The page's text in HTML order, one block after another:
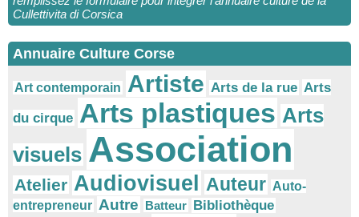
Cullettivita di Corsica
Annuaire Culture Corse
Art contemporain Artiste Arts de la rue Arts
du cirque Arts plastiques Arts
visuels Association
Atelier Audiovisuel Auteur Auto-
entrepreneur Autre Batteur Bibliothèque